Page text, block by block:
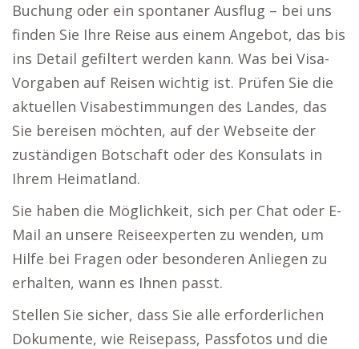
Buchung oder ein spontaner Ausflug – bei uns
finden Sie Ihre Reise aus einem Angebot, das bis
ins Detail gefiltert werden kann. Was bei Visa-
Vorgaben auf Reisen wichtig ist. Prüfen Sie die
aktuellen Visabestimmungen des Landes, das
Sie bereisen möchten, auf der Webseite der
zuständigen Botschaft oder des Konsulats in
Ihrem Heimatland.
Sie haben die Möglichkeit, sich per Chat oder E-
Mail an unsere Reiseexperten zu wenden, um
Hilfe bei Fragen oder besonderen Anliegen zu
erhalten, wann es Ihnen passt.
Stellen Sie sicher, dass Sie alle erforderlichen
Dokumente, wie Reisepass, Passfotos und die